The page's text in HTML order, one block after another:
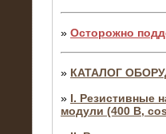
» Осторожно
» КАТАЛОГ
» I. Резистивные
модули (400 В,